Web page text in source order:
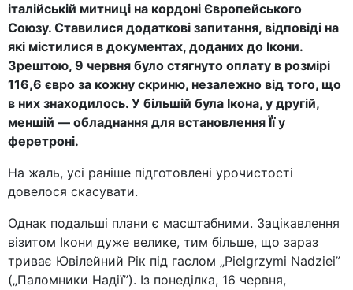
італійській митниці на кордоні Європейського
Союзу. Ставилися додаткові запитання, відповіді на
які містилися в документах, доданих до Ікони.
Зрештою, 9 червня було стягнуто оплату в розмірі
116,6 євро за кожну скриню, незалежно від того, що
в них знаходилось. У більшій була Ікона, у другій,
меншій — обладнання для встановлення Її у
феретроні.
На жаль, усі раніше підготовлені урочистості
довелося скасувати.
Однак подальші плани є масштабними. Зацікавлення
візитом Ікони дуже велике, тим більше, що зараз
триває Ювілейний Рік під гаслом „Pielgrzymi Nadziei”
(„Паломники Надії”). Із понеділка, 16 червня,